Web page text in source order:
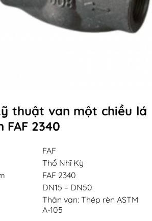
thuật van một chiều lá
2340
FAF
Thổ Nhĩ Kỳ
FAF 2340
DN15 – DN50
Thân van: Thép rèn ASTM
A-105